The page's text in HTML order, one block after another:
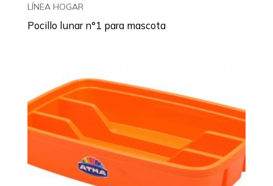
LÍNEA HOGAR
Pocillo lunar n°1 para mascota